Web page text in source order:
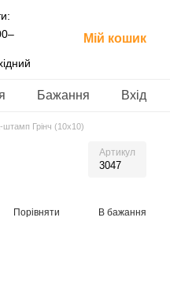
Мій кошик
Бажання Вхід
Грінч (10х10)
Артикул
3047
Порівняти В бажання